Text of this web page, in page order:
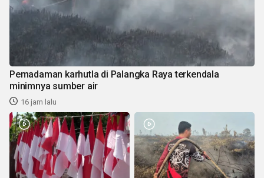
Pemadaman karhutla di Palangka Raya terkendala
minimnya sumber air
16 jam lalu